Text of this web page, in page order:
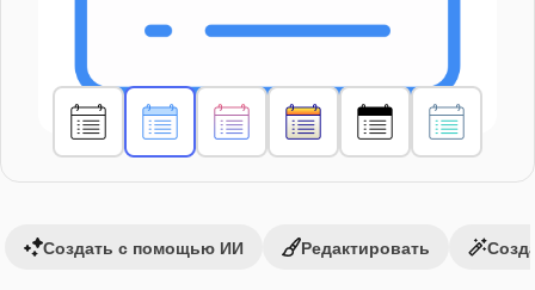
Создать с помощью ИИ Редактировать